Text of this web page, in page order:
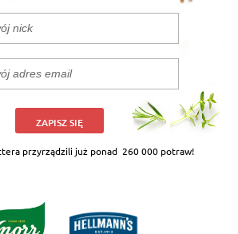
ZAPISZ SIĘ
przyrządzili już ponad 260 000 potraw!